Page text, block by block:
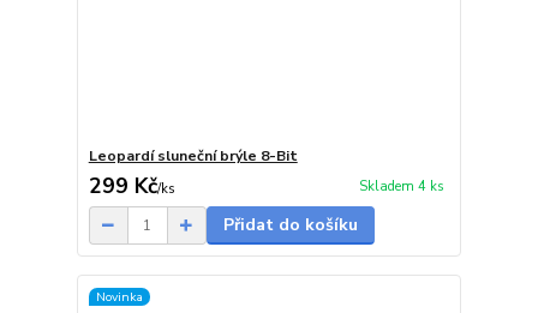
Leopardí sluneční brýle 8-Bit
299 Kč/ks Skladem 4 ks
Přidat do košíku
Novinka